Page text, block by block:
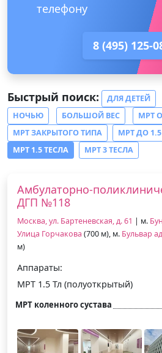
телефону
8 (495) 125-
Быстрый поиск: ДЛЯ ДЕТЕЙ
НОЧЬЮ
БОЛЬШОЙ ВЕС
МРТ
МРТ ЗАКРЫТОГО ТИПА
МРТ ДО
МРТ 1.5 ТЕСЛА
МРТ 3 ТЕСЛА
Амбулаторно-
ДГП №118
Москва, ул. Бартеневская, д. 61 | м.
Улица Горчакова (700 м), м. Бульвар
м)
Аппараты:
МРТ 1.5 Тл (полуоткрытый)
МРТ коленного сустава